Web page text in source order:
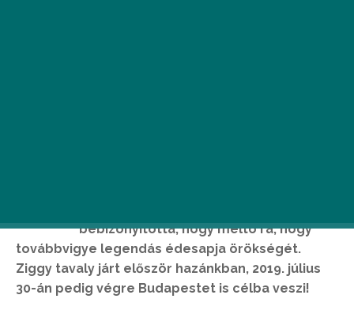
bebizonyította, hogy méltó rá, hogy
továbbvigye legendás édesapja örökségét.
Ziggy tavaly járt először hazánkban, 2019. július
30-án pedig végre Budapestet is célba veszi!